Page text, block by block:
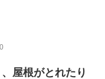
屋根がとれたり